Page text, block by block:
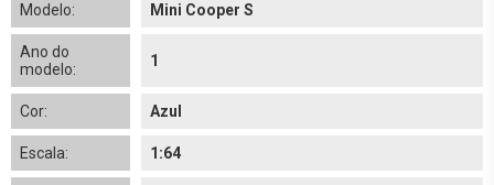
Modelo: Mini Cooper S
Ano do
modelo:
1
Cor: Azul
Escala: 1:64